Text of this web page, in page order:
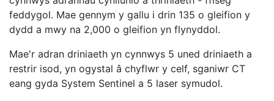
feddygol. Mae gennym y gallu i drin 135 o gleifion y
dydd a mwy na 2,000 o gleifion yn flynyddol.
Mae'r adran driniaeth yn cynnwys 5 uned driniaeth a
restrir isod, yn ogystal â chyflwr y celf, sganiwr CT
eang gyda System Sentinel a 5 laser symudol.